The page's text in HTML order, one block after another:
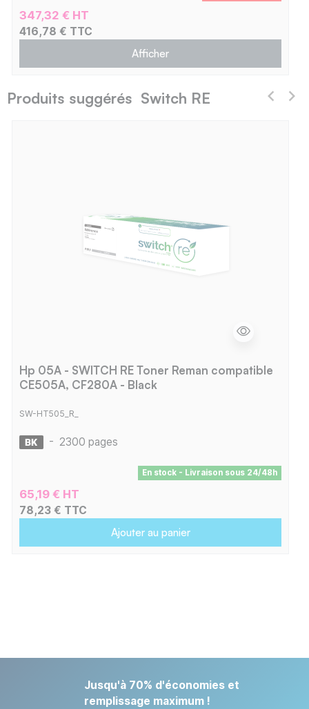
347,32 € HT
416,78 € TTC
Afficher
Produits suggérés Switch RE
Hp 05A - SWITCH RE Toner Reman compatible
CE505A, CF280A - Black
SW-HT505_R_
- 2300 pages
En stock - Livraison sous 24/48h
65,19 € HT
78,23 € TTC
Ajouter au panier
Jusqu'à 70% d'économies et
remplissage maximum !